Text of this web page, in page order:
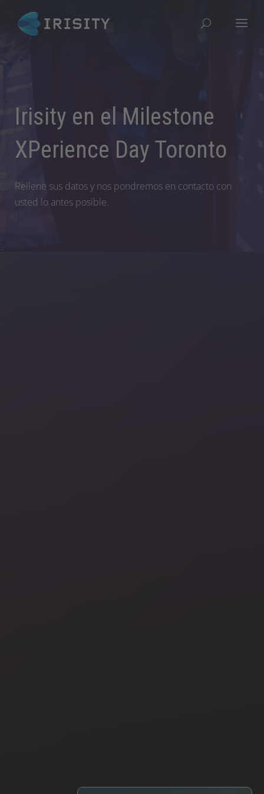
Irisity en el Milestone
XPerience Day Toronto
Rellene sus datos y nos pondremos en contacto con
usted lo antes posible.